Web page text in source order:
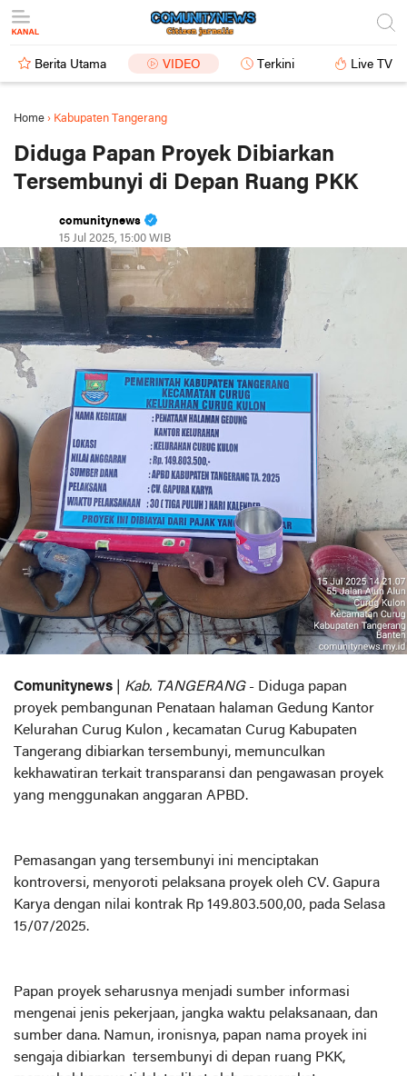
Berita Utama VIDEO Terkini Live TV
Home › Kabupaten Tangerang
Diduga Papan Proyek Dibiarkan
Tersembunyi di Depan Ruang PKK
comunitynews
15 Jul 2025, 15:00 WIB
Comunitynews Kab. TANGERANG- Diduga papan
proyek pembangunan Penataan halaman Gedung Kantor
Kelurahan Curug Kulon , kecamatan Curug Kabupaten
Tangerang dibiarkan tersembunyi, memunculkan
kekhawatiran terkait transparansi dan pengawasan proyek
yang menggunakan anggaran APBD.
Pemasangan yang tersembunyi ini menciptakan
kontroversi, menyoroti pelaksana proyek oleh CV. Gapura
Karya dengan nilai kontrak Rp 149.803.500,00, pada Selasa
15/07/2025.
Papan proyek seharusnya menjadi sumber informasi
mengenai jenis pekerjaan, jangka waktu pelaksanaan, dan
sumber dana. Namun, ironisnya, papan nama proyek ini
sengaja dibiarkan tersembunyi di depan ruang PKK,